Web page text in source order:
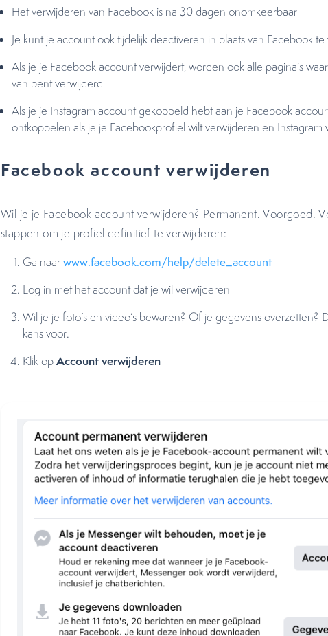
Het verwijderen van Facebook is na 30 dagen onomkeerbaar
Je kunt je account ook tijdelijk deactiveren in plaats van Facebook
Als je je Facebook account verwijdert, worden ook alle pagina’s
van bent verwijderd
Als je je Instagram account gekoppeld hebt aan je Facebook
ontkoppelen als je je Facebookprofiel wilt verwijderen en Instagram
Facebook account verwijderen
Wil je je Facebook account verwijderen? Permanent. Voorgoed.
stappen om je profiel definitief te verwijderen:
Ga naarwww.facebook.com/help/delete_account
Log in met het account dat je wil verwijderen
Wil je je foto’s en video’s bewaren? Of je gegevens overzetten?
kans voor.
Klik opAccount verwijderen